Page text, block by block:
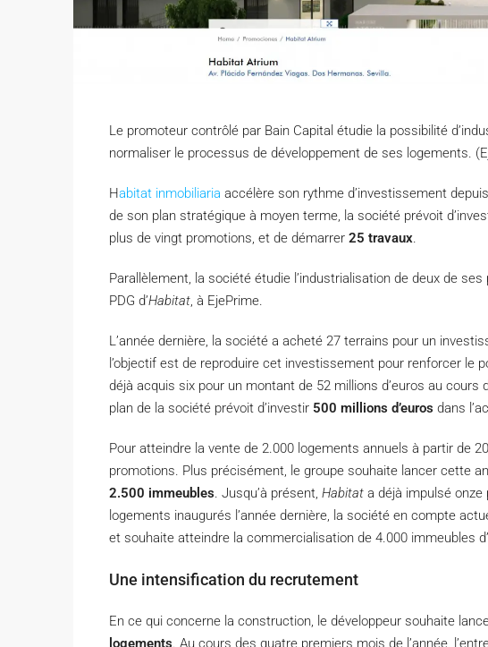
Le promoteur contrôlé par Bain Capital étudie la possibilité
normaliser le processus de développement de ses logements.
Habitat inmobiliaria accélère son rythme d’investissement
de son plan stratégique à moyen terme, la société prévoit
plus de vingt promotions, et de démarrer 25 travaux
Parallèlement, la société étudie l’industrialisation de deux de
PDG d’Habitat , à EjePrime.
L’année dernière, la société a acheté 27 terrains pour un
l’objectif est de reproduire cet investissement pour renforcer le
déjà acquis six pour un montant de 52 millions d’euros au cours
plan de la société prévoit d’investir 500 millions d’euros dans
Pour atteindre la vente de 2.000 logements annuels à partir de
promotions. Plus précisément, le groupe souhaite lancer cette
2.500 immeubles . Jusqu’à présent, Habitat a déjà impulsé
logements inaugurés l’année dernière, la société en compte
et souhaite atteindre la commercialisation de 4.000 immeubles
Une intensification du recrutement
En ce qui concerne la construction, le développeur souhaite
logements . Au cours des quatre premiers mois de l’année,